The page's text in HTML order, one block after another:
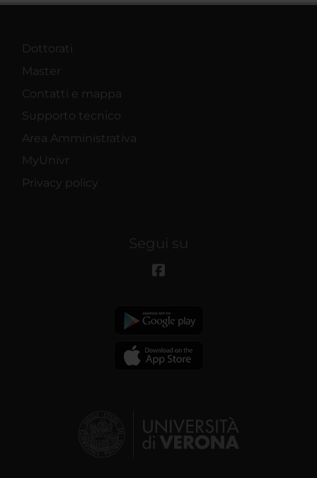
Dottorati
Master
Contatti e mappa
Supporto tecnico
Area Amministrativa
MyUnivr
Privacy policy
Segui su